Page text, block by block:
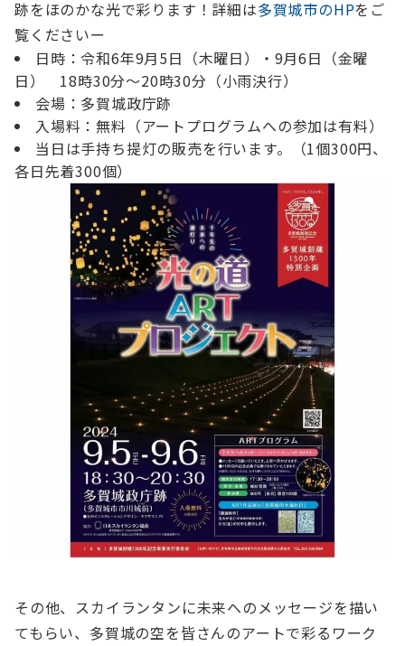
跡をほのかな光で彩ります！詳細は多賀城市のHPをご
覧くださいー
日時：令和6年9月5日（木曜日）・9月6日（金曜
日） 18時30分～20時30分（小雨決行）
会場：多賀城政庁跡
入場料：無料（アートプログラムへの参加は有料）
当日は手持ち提灯の販売を行います。（1個300円、
各日先着300個）
その他、スカイランタンに未来へのメッセージを描い
てもらい、多賀城の空を皆さんのアートで彩るワーク